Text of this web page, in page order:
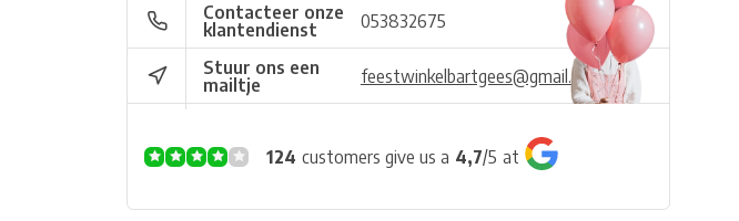
Contacteer onze
klantendienst
053832675
Stuur ons een
mailtje
feestwinkelbartgees@gmail.com
124 customers give us a 4,7/5 at